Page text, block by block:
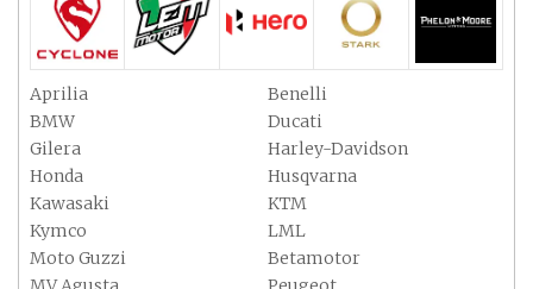
Aprilia
Benelli
BMW
Ducati
Gilera
Harley-Davidson
Honda
Husqvarna
Kawasaki
KTM
Kymco
LML
Moto Guzzi
Betamotor